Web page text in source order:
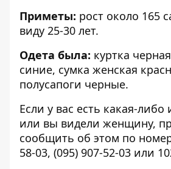
Приметы: рост около 165
виду 25-30 лет.
Одета была: куртка
синие, сумка женская
полусапоги черные.
Если у вас есть какая-
или вы видели женщину,
сообщить об этом по
58-03, (095) 907-52-03 или